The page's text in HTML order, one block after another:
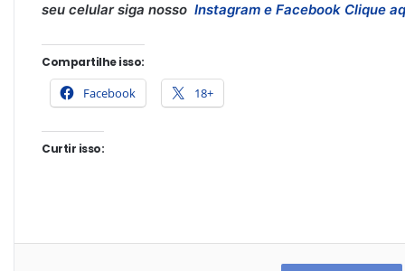
seu celular siga nosso Instagram e Facebook Clique
Compartilhe isso:
Facebook 18+
Curtir isso: